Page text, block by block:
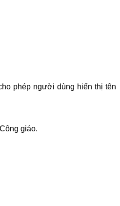
phép người dùng hiển thị tên
giáo.